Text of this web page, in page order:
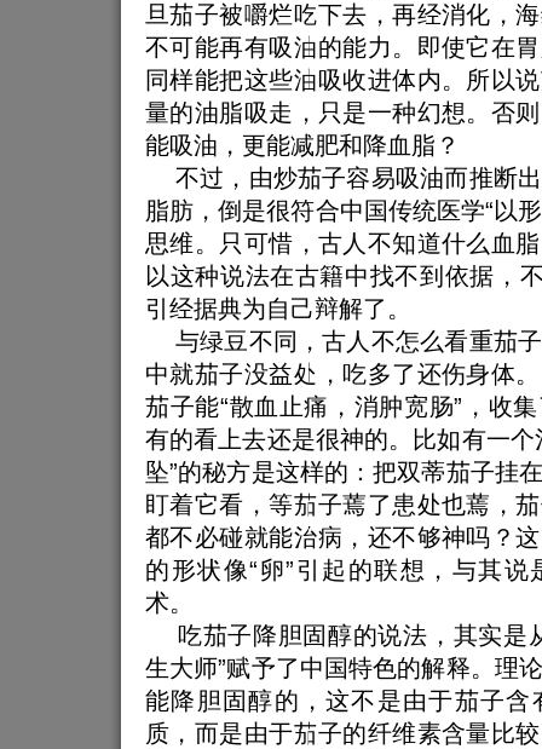
旦茄子被嚼烂吃下去，再经消化，
不可能再有吸油的能力。即使它在
同样能把这些油吸收进体内。所以
量的油脂吸走，只是一种幻想。否
能吸油，更能减肥和降血脂？
不过，由炒茄子容易吸油而推断
脂肪，倒是很符合中国传统医学“以
思维。只可惜，古人不知道什么血
以这种说法在古籍中找不到依据，
引经据典为自己辩解了。
与绿豆不同，古人不怎么看重茄
中就茄子没益处，吃多了还伤身体
茄子能“散血止痛，消肿宽肠”，收
有的看上去还是很神的。比如有一个
坠”的秘方是这样的：把双蒂茄子挂
盯着它看，等茄子蔫了患处也蔫，
都不必碰就能治病，还不够神吗？
的形状像“卵”引起的联想，与其
术。
吃茄子降胆固醇的说法，其实是
生大师”赋予了中国特色的解释。理
能降胆固醇的，这不是由于茄子含
质，而是由于茄子的纤维素含量比